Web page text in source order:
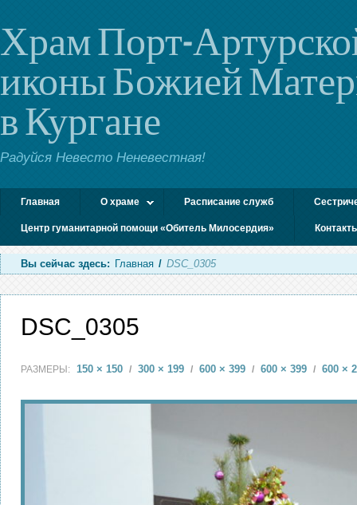
Храм Порт-
иконы Божией
в Кургане
Радуйся Невесто Неневестная!
Главная О храме Расписание служб
Центр гуманитарной помощи «Обитель Милосердия»
Вы сейчас здесь: Главная / DSC_0305
DSC_0305
РАЗМЕРЫ: 150 × 150 / 300 × 199 / 600 × 399 / 600 × 399 / 600 ×